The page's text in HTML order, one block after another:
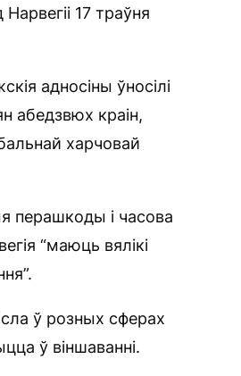
17 траўня
адносіны ўносілі
абедзвюх краін,
харчовай
перашкоды і часова
“маюць вялікі
ў розных сферах
ў віншаванні.